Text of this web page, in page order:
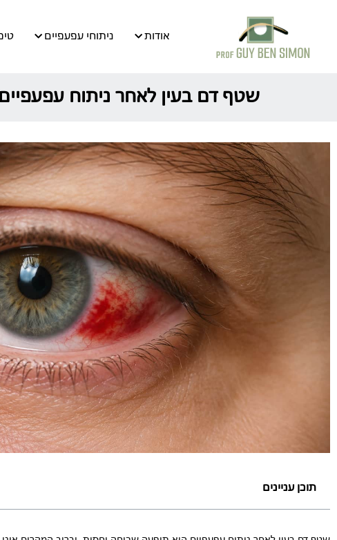
אודות ניתוחי עפעפיים
שטף דם בעין לאחר ניתוח
תוכן עניינים